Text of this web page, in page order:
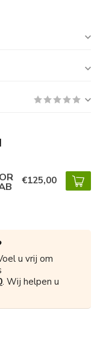
€125,00
u vrij om
. Wij helpen u